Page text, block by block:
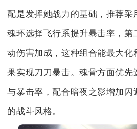
配是发挥她战力的基础，推荐采
魂环选择飞行系提升暴击率，第
动伤害加成，这种组合能最大化
果实现刀刀暴击。魂骨方面优先
与暴击率，配合暗夜之影增加闪
的战斗风格。